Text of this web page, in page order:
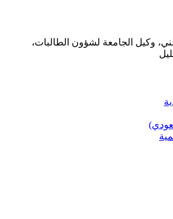
وكيل الجامعة لشؤون الطالبات،